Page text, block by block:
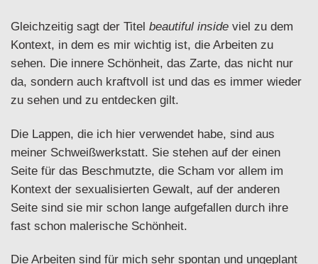
Gleichzeitig sagt der Titel beautiful inside viel zu dem
Kontext, in dem es mir wichtig ist, die Arbeiten zu
sehen. Die innere Schönheit, das Zarte, das nicht nur
da, sondern auch kraftvoll ist und das es immer wieder
zu sehen und zu entdecken gilt.
Die Lappen, die ich hier verwendet habe, sind aus
meiner Schweißwerkstatt. Sie stehen auf der einen
Seite für das Beschmutzte, die Scham vor allem im
Kontext der sexualisierten Gewalt, auf der anderen
Seite sind sie mir schon lange aufgefallen durch ihre
fast schon malerische Schönheit.
Die Arbeiten sind für mich sehr spontan und ungeplant